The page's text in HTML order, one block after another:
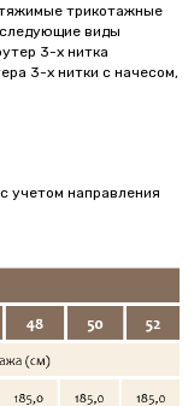
трикотажные
виды
3-х нитка
3-х нитки с начесом,
учетом направления